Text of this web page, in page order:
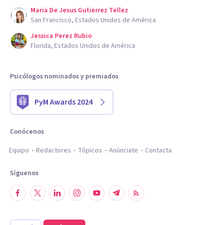
Maria De Jesus Gutierrez Tellez
San Francisco, Estados Unidos de América
Jessica Perez Rubio
Florida, Estados Unidos de América
Psicólogos nominados y premiados
PyM Awards 2024
Conócenos
Equipo
Redactores Tópicos Anúnciate Contacta
Síguenos